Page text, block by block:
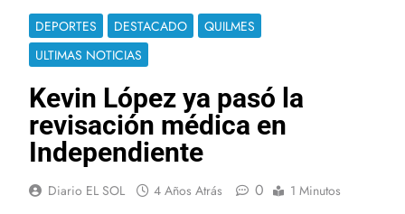
DEPORTES DESTACADO
QUILMES
ULTIMAS NOTICIAS
Kevin López ya pasó la
revisación médica en
Independiente
Diario EL SOL 4 Años Atrás 0 1 Minutos